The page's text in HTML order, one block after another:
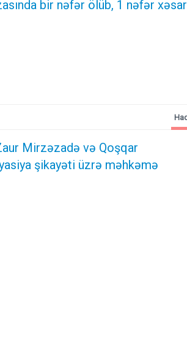
bir nəfər ölüb, 1 nəfər
Mirzəzadə və Qoşqar
şikayəti üzrə məhkəmə